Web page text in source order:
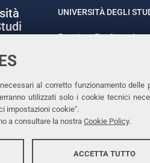
al corretto funzionamento delle
utilizzati solo i cookie tecnici
impostazioni cookie".
a consultare la nostra Cookie Policy.
ACCETTA TUTTO
Youtube
UNIVERSITÀ DEGLI
Rettrice: Prof.ssa